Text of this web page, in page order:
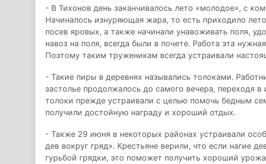
- В Тихонов день заканчивалось лето «молодое», с
Начиналось изнуряющая жара, то есть приходило
посев яровых, а также начинали унавоживать поля,
навоз на поля, всегда были в почете. Работа эта
Поэтому таким труженикам всегда устраивали
- Такие пиры в деревнях назывались толоками.
застолье продолжалось до самого вечера, переходя в
толоки прежде устраивали с целью помочь бедным
получили достойную награду и хороший отдых.
- Также 29 июня в некоторых районах устраивали
дев вокруг гряд». Крестьяне верили, что если нагие
гурьбой грядки, это поможет получить хороший